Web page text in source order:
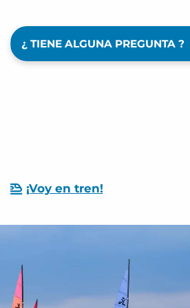
¿ TIENE ALGUNA PREGUNTA ?
¡Voy en tren!